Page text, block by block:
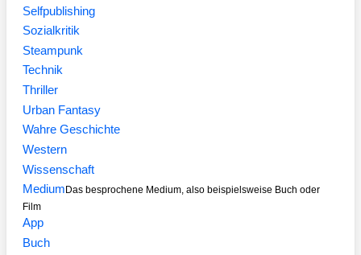
Selfpublishing
Sozialkritik
Steampunk
Technik
Thriller
Urban Fantasy
Wahre Geschichte
Western
Wissenschaft
Medium Das besprochene Medium, also beispielsweise Buch oder
Film
App
Buch